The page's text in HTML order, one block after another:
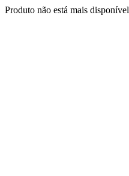
Produto não está mais disponível